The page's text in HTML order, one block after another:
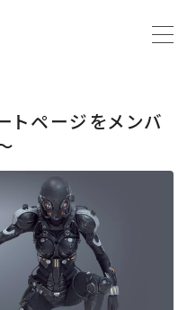
トページをメンバ